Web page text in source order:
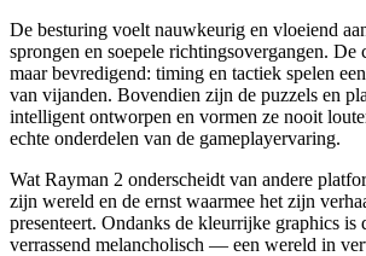
De besturing voelt nauwkeurig en vloeiend
sprongen en soepele richtingsovergangen. De
maar bevredigend: timing en tactiek spelen
van vijanden. Bovendien zijn de puzzels en
intelligent ontworpen en vormen ze nooit
echte onderdelen van de gameplayervaring.
Wat Rayman 2 onderscheidt van andere
zijn wereld en de ernst waarmee het zijn
presenteert. Ondanks de kleurrijke graphics is
verrassend melancholisch — een wereld in